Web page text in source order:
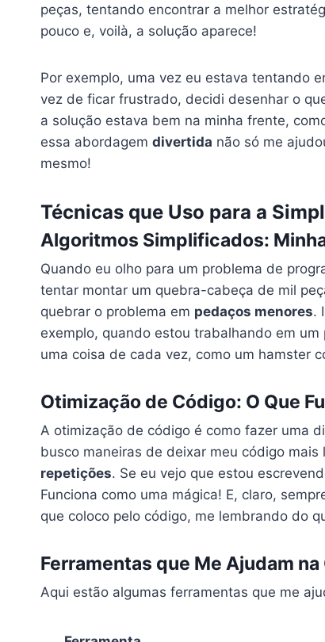
peças, tentando encontrar a melhor
pouco e, voilà, a solução aparece!
Por exemplo, uma vez eu estava tentando
vez de ficar frustrado, decidi desenhar o
a solução estava bem na minha frente,
essa abordagemdivertida não só me
mesmo!
Técnicas que Uso para a
Algoritmos Simplificados:
Quando eu olho para um problema de
tentar montar um quebra-cabeça de mil
quebrar o problema em pedaços menores.
exemplo, quando estou trabalhando em
uma coisa de cada vez, como um hamster
Otimização de Código: O Que
A otimização de código é como fazer uma
busco maneiras de deixar meu código
repetições. Se eu vejo que estou
Funciona como uma mágica! E, claro,
que coloco pelo código, me lembrando do
Ferramentas que Me Ajudam
Aqui estão algumas ferramentas que me